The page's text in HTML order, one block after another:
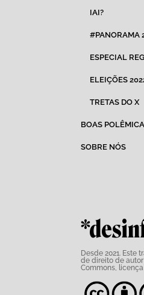
IAI?
#PANORAMA
ESPECIAL
ELEIÇÕES
TRETAS DO X
BOAS
SOBRE NÓS
Desde 2021. Este
de direito de
Commons, licença